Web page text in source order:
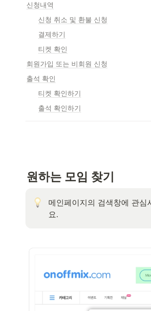
신청내역
신청 취소 및 환불 신청
결제하기
티켓 확인
회원가입 또는 비회원 신청
출석 확인
티켓 확인하기
출석 확인하기
원하는 모임 찾기
메인페이지의 검색창에 관
요.